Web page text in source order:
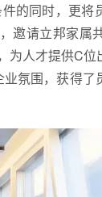
的同时，更
邀请立邦家属
为人才提供C
氛围，获得